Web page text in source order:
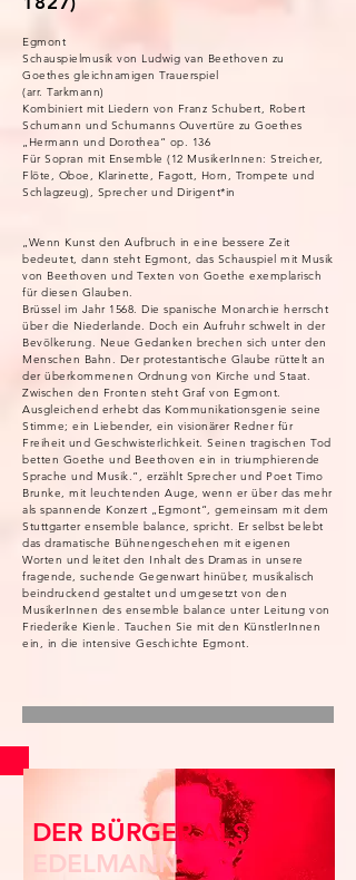
Egmont
Schauspielmusik von Ludwig van Beethoven zu
Goethes gleichnamigen Trauerspiel
(arr. Tarkmann)
Kombiniert mit Liedern von Franz Schubert, Robert
Schumann und Schumanns Ouvertüre zu Goethes
„Hermann und Dorothea“ op. 136
Für Sopran mit Ensemble (12 MusikerInnen: Streicher,
Flöte, Oboe, Klarinette, Fagott, Horn, Trompete und
Schlagzeug), Sprecher und Dirigent*in
„Wenn Kunst den Aufbruch in eine bessere Zeit
bedeutet, dann steht Egmont, das Schauspiel mit Musik
von Beethoven und Texten von Goethe exemplarisch
für diesen Glauben.
Brüssel im Jahr 1568. Die spanische Monarchie herrscht
über die Niederlande. Doch ein Aufruhr schwelt in der
Bevölkerung. Neue Gedanken brechen sich unter den
Menschen Bahn. Der protestantische Glaube rüttelt an
der überkommenen Ordnung von Kirche und Staat.
Zwischen den Fronten steht Graf von Egmont.
Ausgleichend erhebt das Kommunikationsgenie seine
Stimme; ein Liebender, ein visionärer Redner für
Freiheit und Geschwisterlichkeit. Seinen tragischen Tod
betten Goethe und Beethoven ein in triumphierende
Sprache und Musik.“, erzählt Sprecher und Poet Timo
Brunke, mit leuchtenden Auge, wenn er über das mehr
als spannende Konzert „Egmont“, gemeinsam mit dem
Stuttgarter ensemble balance, spricht. Er selbst belebt
das dramatische Bühnengeschehen mit eigenen
Worten und leitet den Inhalt des Dramas in unsere
fragende, suchende Gegenwart hinüber, musikalisch
beindruckend gestaltet und umgesetzt von den
MusikerInnen des ensemble balance unter Leitung von
Friederike Kienle. Tauchen Sie mit den KünstlerInnen
ein, in die intensive Geschichte Egmont.
DER BÜRGER ALS
EDELMANN